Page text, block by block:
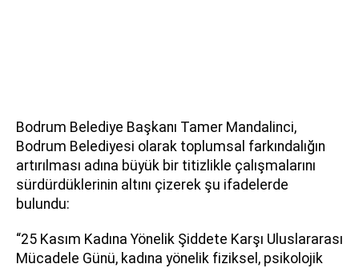
Bodrum Belediye Başkanı Tamer Mandalinci,
Bodrum Belediyesi olarak toplumsal farkındalığın
artırılması adına büyük bir titizlikle çalışmalarını
sürdürdüklerinin altını çizerek şu ifadelerde
bulundu:
“25 Kasım Kadına Yönelik Şiddete Karşı Uluslararası
Mücadele Günü, kadına yönelik fiziksel, psikolojik